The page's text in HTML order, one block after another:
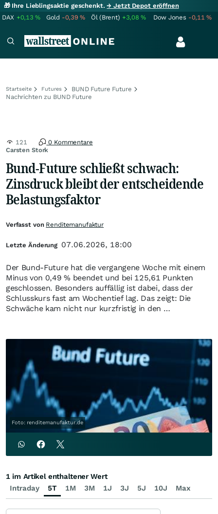
🎁 Ihre Lieblingsaktie geschenkt.→ Jetzt Depot eröffnen
DAX +0,13% Gold -0,39% Öl (Brent) +3,08% Dow Jones -0,11%
Startseite Futures
BUND Future Future
Nachrichten zu BUND Future
Carsten Stork
121 0 Kommentare
Bund-Future schließt schwach:
Zinsdruck bleibt der entscheidende
Belastungsfaktor
Der Bund-Future hat die vergangene Woche mit einem
Minus von 0,49 % beendet und bei 125,61 Punkten
geschlossen. Besonders auffällig ist dabei, dass der
Schlusskurs fast am Wochentief lag. Das zeigt: Die
Schwäche kam nicht nur kurzfristig in den …
Foto: renditemanufaktur.de
Verfasst von Renditemanufaktur
Letzte Änderung 07.06.2026, 18:00
Intraday 5T 1M 3M 1J 3J 5J 10J Max
1 im Artikel enthaltener Wert